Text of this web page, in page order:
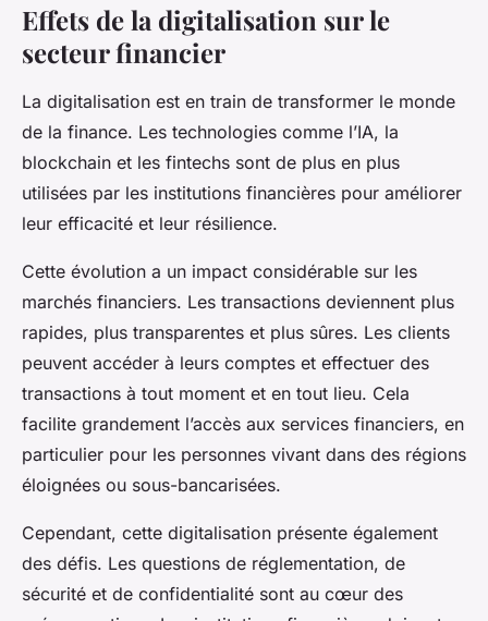
Effets de la digitalisation sur le
secteur financier
La digitalisation est en train de transformer le monde
de la finance. Les technologies comme l’IA, la
blockchain et les fintechs sont de plus en plus
utilisées par les institutions financières pour améliorer
leur efficacité et leur résilience.
Cette évolution a un impact considérable sur les
marchés financiers. Les transactions deviennent plus
rapides, plus transparentes et plus sûres. Les clients
peuvent accéder à leurs comptes et effectuer des
transactions à tout moment et en tout lieu. Cela
facilite grandement l’accès aux services financiers, en
particulier pour les personnes vivant dans des régions
éloignées ou sous-bancarisées.
Cependant, cette digitalisation présente également
des défis. Les questions de réglementation, de
sécurité et de confidentialité sont au cœur des